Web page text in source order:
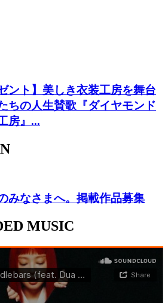
ント】美しき衣装工房を舞台
ちの人生賛歌『ダイヤモンド
房』...
みなさまへ。掲載作品募集
MUSIC